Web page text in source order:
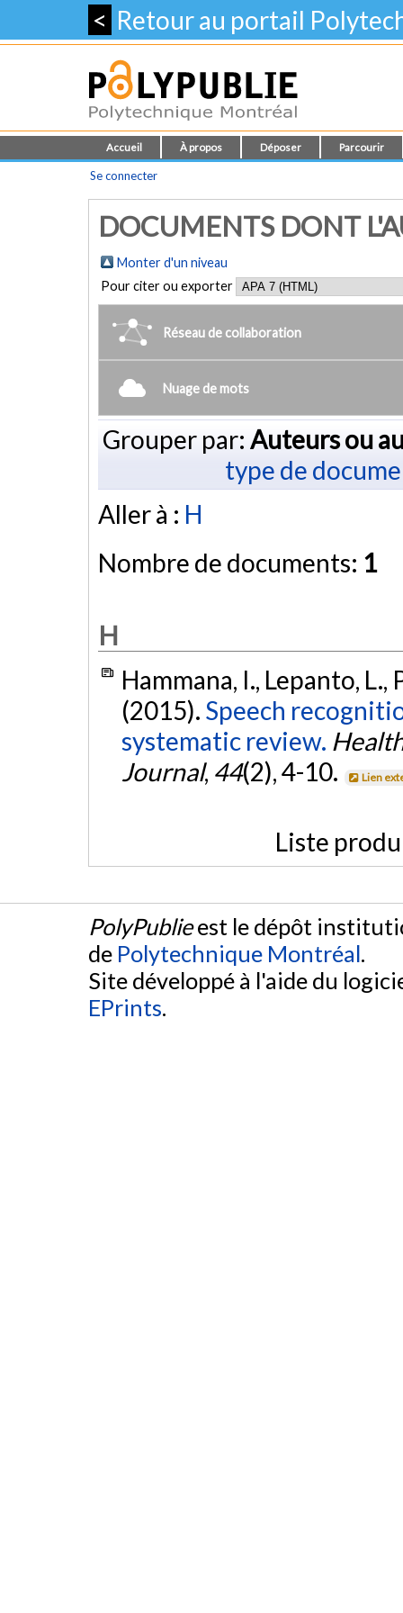
< Retour au portail
Accueil À propos Déposer Parcourir
Se connecter
DOCUMENTS DONT
Monter d'un niveau
Pour citer ou exporter
Réseau de collaboration
Nuage de mots
Grouper par: Auteurs ou
type de
Aller à : H
Nombre de documents: 1
H
Hammana, I., Lepanto, L.,
(2015). Speech
systematic review.
Journal, 44(2), 4-10. Lien
Liste
PolyPublieest le dépôt
de Polytechnique Montréal.
Site développé à l'aide du
EPrints.